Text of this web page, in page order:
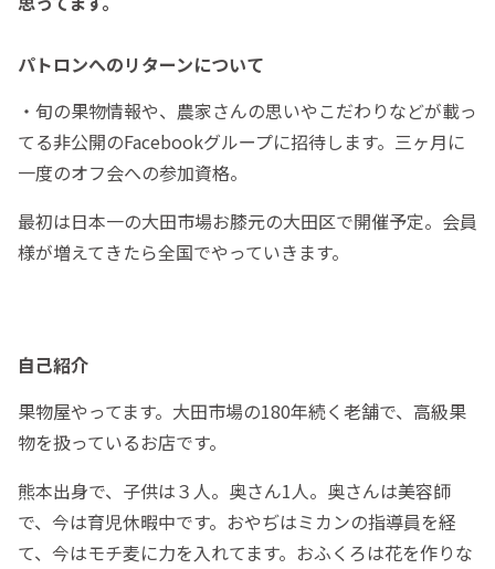
パトロンへのリターンについて
・旬の果物情報や、農家さんの思いやこだわりなどが載っ
てる非公開のFacebookグループに招待します。三ヶ月に
一度のオフ会への参加資格。
最初は日本一の大田市場お膝元の大田区で開催予定。会員
様が増えてきたら全国でやっていきます。
自己紹介
果物屋やってます。大田市場の180年続く老舗で、高級果
物を扱っているお店です。
熊本出身で、子供は３人。奥さん1人。奥さんは美容師
で、今は育児休暇中です。おやぢはミカンの指導員を経
て、今はモチ麦に力を入れてます。おふくろは花を作りな